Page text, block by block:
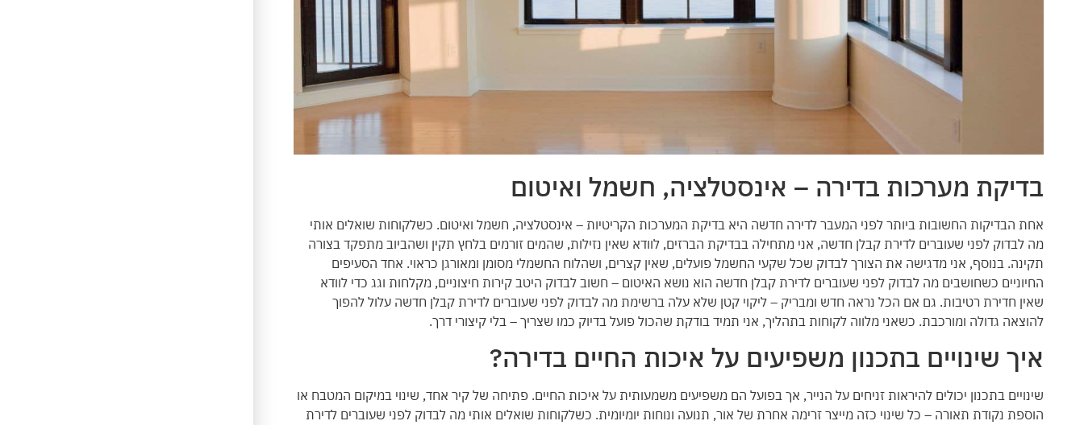
בדיקת מערכות בדירה – אינסטלציה, חשמל ואיטום
אחת הבדיקות החשובות ביותר לפני המעבר לדירה חדשה היא בדיקת המערכות הקריטיות – אינסטלציה, חשמל ואיטום. כשלקוחות שואלים אותי
מה לבדוק לפני שעוברים לדירת קבלן חדשה, אני מתחילה בבדיקת הברזים, לוודא שאין נזילות, שהמים זורמים בלחץ תקין ושהביוב מתפקד בצורה
תקינה. בנוסף, אני מדגישה את הצורך לבדוק שכל שקעי החשמל פועלים, שאין קצרים, ושהלוח החשמלי מסומן ומאורגן כראוי. אחד הסעיפים
החיוניים כשחושבים מה לבדוק לפני שעוברים לדירת קבלן חדשה הוא נושא האיטום – חשוב לבדוק היטב קירות חיצוניים, מקלחות וגג כדי לוודא
שאין חדירת רטיבות. גם אם הכל נראה חדש ומבריק – ליקוי קטן שלא עלה ברשימת מה לבדוק לפני שעוברים לדירת קבלן חדשה עלול להפוך
להוצאה גדולה ומורכבת. כשאני מלווה לקוחות בתהליך, אני תמיד בודקת שהכול פועל בדיוק כמו שצריך – בלי קיצורי דרך.
איך שינויים בתכנון משפיעים על איכות החיים בדירה?
שינויים בתכנון יכולים להיראות זניחים על הנייר, אך בפועל הם משפיעים משמעותית על איכות החיים. פתיחה של קיר אחד, שינוי במיקום המטבח או
הוספת נקודת תאורה – כל שינוי כזה מייצר זרימה אחרת של אור, תנועה ונוחות יומיומית. כשלקוחות שואלים אותי מה לבדוק לפני שעוברים לדירת